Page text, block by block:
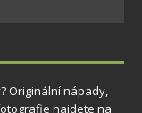
Originální nápady,
najdete na